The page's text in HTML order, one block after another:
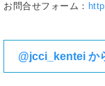
お問合せフォーム：
@jcci_kentei か